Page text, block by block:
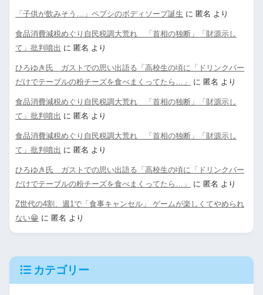
「子供が飲みそう…」ペプシのボディソープ誕生 に 匿名 より
食品消費減税めぐり自民税調大荒れ 「首相の独断」「財源示し
て」批判噴出 に 匿名 より
ひろゆき氏 ガストでの思い出語る「高校生の頃に「ドリンクバー
だけでテーブルの粉チーズを食べまくってたら…」
に 匿名 より
食品消費減税めぐり自民税調大荒れ 「首相の独断」「財源示し
て」批判噴出 に 匿名 より
食品消費減税めぐり自民税調大荒れ 「首相の独断」「財源示し
て」批判噴出 に 匿名 より
ひろゆき氏 ガストでの思い出語る「高校生の頃に「ドリンクバー
だけでテーブルの粉チーズを食べまくってたら…」
に 匿名 より
Z世代の4割、週1で「食事キャンセル」 ゲームが楽しくてやめられ
ない😁 に 匿名 より
カテゴリー